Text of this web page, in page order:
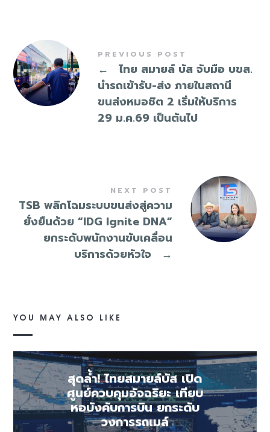
PREVIOUS POST
←
ไทย สมายล์ บัส จับมือ บขส.
นำรถเข้ารับ-ส่ง ภายในสถานี
ขนส่งหมอชิต 2 เริ่มให้บริการ
29 ม.ค.69 เป็นต้นไป
NEXT POST
TSB พลิกโฉมระบบขนส่งสู่ความ
ยั่งยืนด้วย “IDG Ignite DNA”
ยกระดับพนักงานขับเคลื่อน
บริการด้วยหัวใจ
→
YOU MAY ALSO LIKE
สุดล้ำ! ไทยสมายล์บัส เปิด
ศูนย์ควบคุมอัจฉริยะ เทียบ
หอบังคับการบิน ยกระดับ
วงการรถเมล์